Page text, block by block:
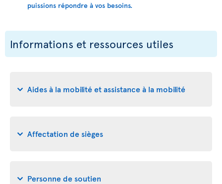
puissions répondre à vos besoins.
Informations et ressources utiles
Aides à la mobilité et assistance à la mobilité
Affectation de sièges
Personne de soutien